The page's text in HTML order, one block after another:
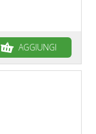
AGGIUNGI